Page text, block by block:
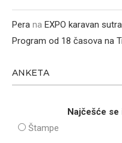
Pera na EXPO karavan
Program od 18 časova na
ANKETA
Najčešće
Štampe